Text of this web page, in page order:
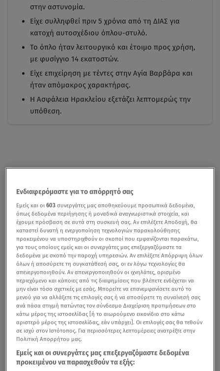
στην αστυνομία.
Είχε συλληφθεί πριν 5 χρόνια από τη ΔΙΑΣ για
κατοχή αυτοσχέδιου όπλου-στυλό.
Το όπλο ήταν λειτουργικό και έτοιμο προς χρήση,
με φυσίγγιο 14 εκατοστών.
Είχε επιχείρηση με τέντες στην Αγία Βαρβάρα και
ήταν απόμακρος χαρακτήρας.
Η Ασφάλεια Ηρακλείου εξετάζει λεπτομερώς την
υπόθεση.
Ενδιαφερόμαστε για το απόρρητό σας
Εμείς και οι603 συνεργάτες μας αποθηκεύουμε προσωπικά δεδομένα,
όπως δεδομένα περιήγησης ή μοναδικά αναγνωριστικά στοιχεία, και
έχουμε πρόσβαση σε αυτά στη συσκευή σας. Αν επιλέξετε Αποδοχή, θα
καταστεί δυνατή η ενεργοποίηση τεχνολογιών παρακολούθησης
προκειμένου να υποστηριχθούν οι σκοποί που εμφανίζονται παρακάτω,
για τους οποίους εμείς και οι συνεργάτες μας επεξεργαζόμαστε τα
δεδομένα με σκοπό την παροχή υπηρεσιών. Αν επιλέξετε Απόρριψη όλων
όλων ή αποσύρετε τη συγκατάθεσή σας, οι εν λόγω τεχνολογίες θα
απενεργοποιηθούν. Αν απενεργοποιηθούν οι ιχνηλάτες, ορισμένο
περιεχόμενο και κάποιες από τις διαφημίσεις που βλέπετε ενδέχεται να
μην είναι τόσο σχετικές με εσάς. Μπορείτε να επανεμφανίσετε αυτό το
μενού για να αλλάξετε τις επιλογές σας ή να αποσύρετε τη συναίνεσή σας
ανά πάσα στιγμή πατώντας τον σύνδεσμο Διαχείριση προτιμήσεων στο
κάτω μέρος της ιστοσελίδας [ή το αιωρούμενο εικονίδιο στο κάτω
αριστερό μέρος της ιστοσελίδας, εάν υπάρχει]. Οι επιλογές σας θα τεθούν
σε ισχύ στον Ιστότοπος. Για περισσότερες λεπτομέρειες ανατρέξτε στην
Πολιτική Απορρήτου μας.
Εμείς και οι συνεργάτες μας επεξεργαζόμαστε δεδομένα
προκειμένου να παρασχεθούν τα εξής: